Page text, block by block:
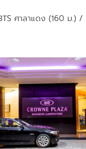
ศาลาแดง (160 ม.) /